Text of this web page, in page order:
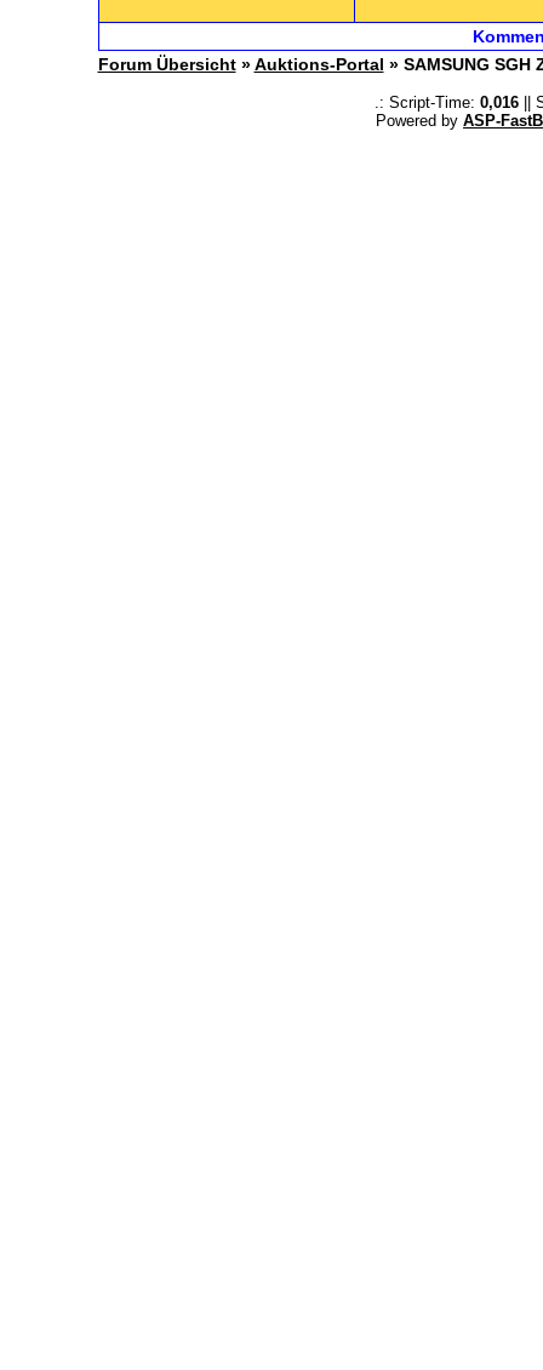
Forum Übersicht»Auktions-Portal » SAMSUNG SGH
.: Script-Time: 0,016||
Powered by ASP-